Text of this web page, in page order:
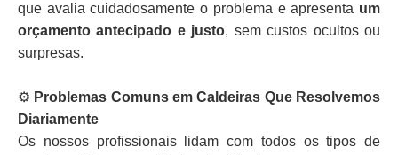
que avalia cuidadosamente o problema e apresenta um
orçamento antecipado e justo, sem custos ocultos ou
surpresas.
⚙️ Problemas Comuns em Caldeiras Que Resolvemos
Diariamente
Os nossos profissionais lidam com todos os tipos de